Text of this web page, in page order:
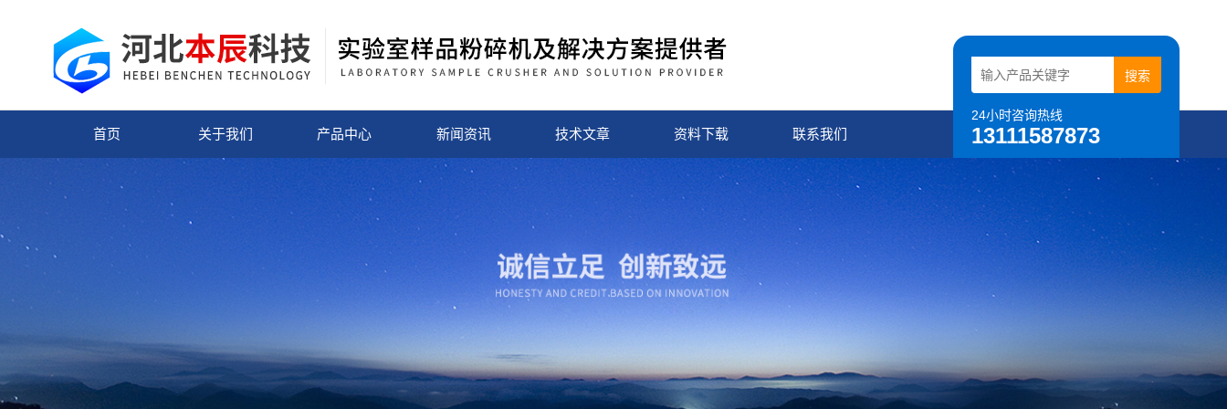
24小时咨询热线
13111587873
首页 关于我们 产品中心 新闻资讯 技术文章 资料下载 联系我们